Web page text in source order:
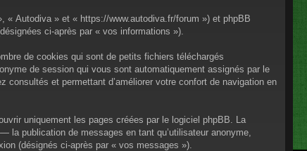
Autodiva » et « https://www.autodiva.fr/forum ») et phpBB
ci-après par « vos informations »).
de cookies qui sont de petits fichiers téléchargés
de session qui vous sont automatiquement assignés par le
et permettant d’améliorer votre confort de navigation en
uniquement les pages créées par le logiciel phpBB. La
publication de messages en tant qu’utilisateur anonyme,
(désignés ci-après par « vos messages »).